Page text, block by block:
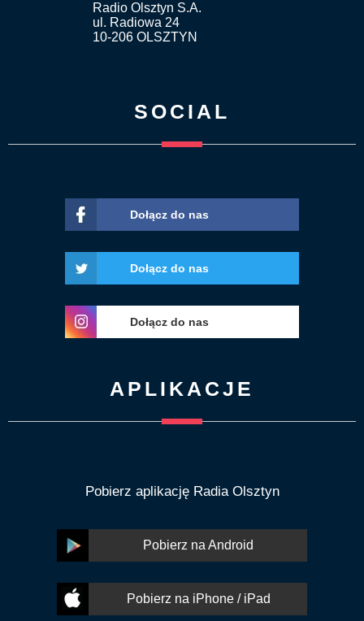
Radio Olsztyn S.A.
ul. Radiowa 24
10-206 OLSZTYN
SOCIAL
Dołącz do nas
Dołącz do nas
Dołącz do nas
APLIKACJE
Pobierz aplikację Radia Olsztyn
Pobierz na Android
Pobierz na iPhone / iPad